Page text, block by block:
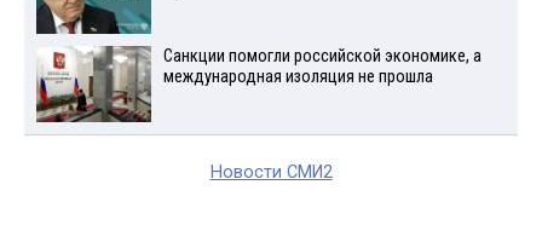
Санкции помогли российской экономике, а
международная изоляция не прошла
Новости СМИ2